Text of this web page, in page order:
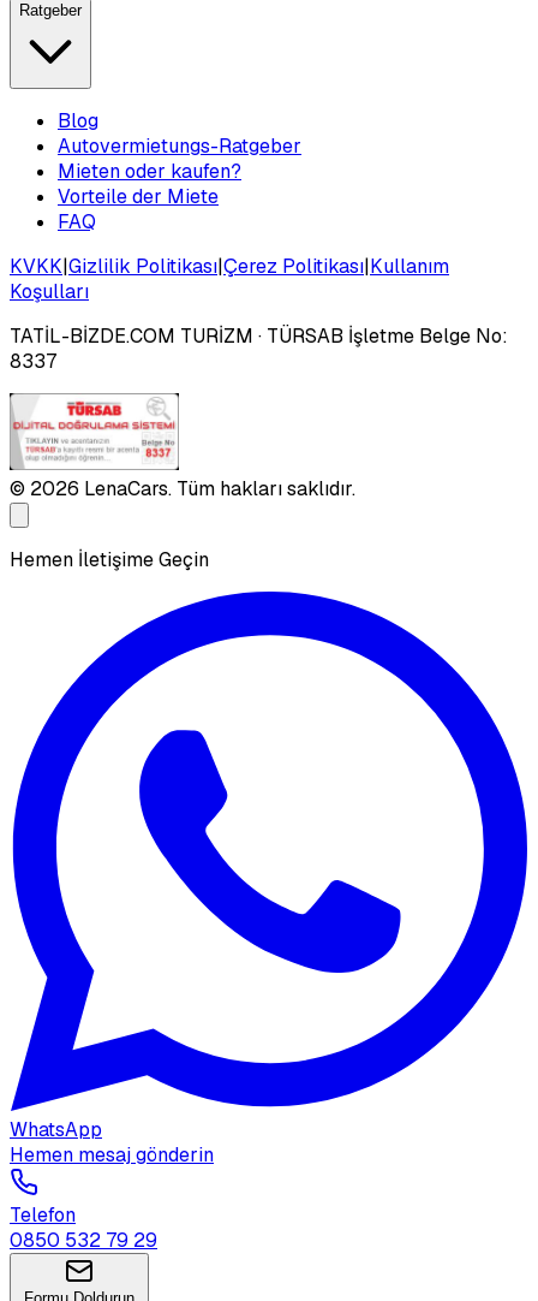
Ratgeber
Blog
Autovermietungs-Ratgeber
Mieten oder kaufen?
Vorteile der Miete
FAQ
KVKK|Gizlilik Politikası|Çerez Politikası|Kullanım
Koşulları
TATİL-BİZDE.COM TURİZM · TÜRSAB İşletme Belge No:
8337
© 2026 LenaCars. Tüm hakları saklıdır.
Hemen İletişime Geçin
WhatsApp
Hemen mesaj gönderin
Telefon
0850 532 79 29